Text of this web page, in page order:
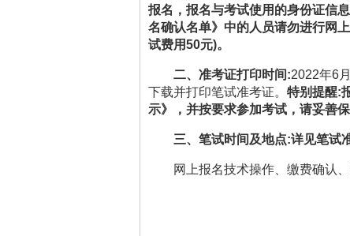
报名，报名与考试使用的身份证信息
名确认名单》中的人员请勿进行网
试费用50元)。
二、准考证打印时间:2022年6
下载并打印笔试准考证。 特别提醒:
示》，并按要求参加考试，请妥善
三、笔试时间及地点:详见笔试
网上报名技术操作、缴费确认